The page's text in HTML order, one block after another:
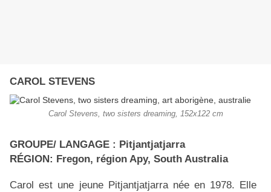
CAROL STEVENS
Carol Stevens, two sisters dreaming, 152x122 cm
GROUPE/ LANGAGE : Pitjantjatjarra
RÉGION: Fregon, région Apy, South Australia
Carol est une jeune Pitjantjatjarra née en 1978. Elle